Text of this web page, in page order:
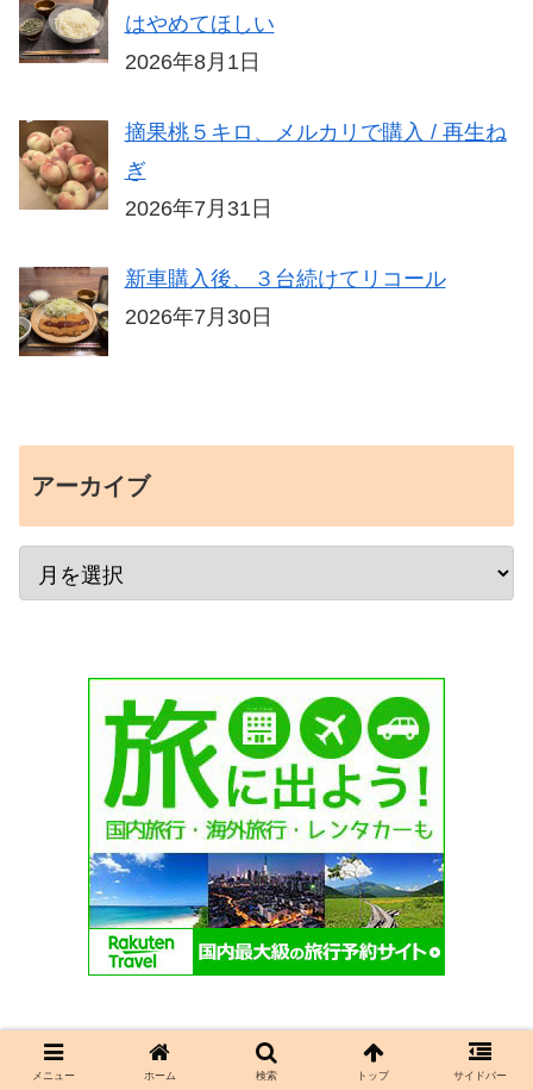
はやめてほしい
2026年8月1日
摘果桃５キロ、メルカリで購入 / 再生ね
ぎ
2026年7月31日
新車購入後、３台続けてリコール
2026年7月30日
アーカイブ
メニュー ホーム 検索 トップ サイドバー